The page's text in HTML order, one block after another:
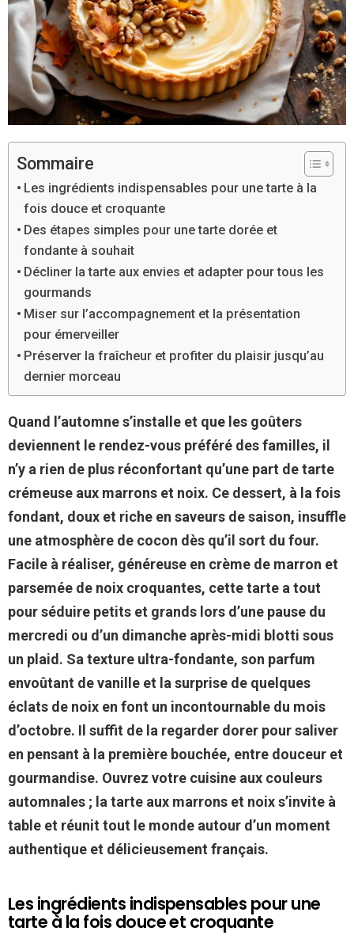
Sommaire
Les ingrédients indispensables pour une tarte à la
fois douce et croquante
Des étapes simples pour une tarte dorée et
fondante à souhait
Décliner la tarte aux envies et adapter pour tous les
gourmands
Miser sur l’accompagnement et la présentation
pour émerveiller
Préserver la fraîcheur et profiter du plaisir jusqu’au
dernier morceau
Quand l’automne s’installe et que les goûters
deviennent le rendez-vous préféré des familles, il
n’y a rien de plus réconfortant qu’une part de tarte
crémeuse aux marrons et noix. Ce dessert, à la fois
fondant, doux et riche en saveurs de saison, insuffle
une atmosphère de cocon dès qu’il sort du four.
Facile à réaliser, généreuse en crème de marron et
parsemée de noix croquantes, cette tarte a tout
pour séduire petits et grands lors d’une pause du
mercredi ou d’un dimanche après-midi blotti sous
un plaid. Sa texture ultra-fondante, son parfum
envoûtant de vanille et la surprise de quelques
éclats de noix en font un incontournable du mois
d’octobre. Il suffit de la regarder dorer pour saliver
en pensant à la première bouchée, entre douceur et
gourmandise. Ouvrez votre cuisine aux couleurs
automnales ; la tarte aux marrons et noix s’invite à
table et réunit tout le monde autour d’un moment
authentique et délicieusement français.
Les ingrédients indispensables pour une
tarte à la fois douce et croquante